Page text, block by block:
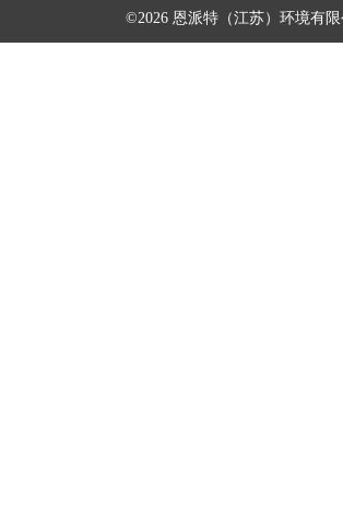
©2026 恩派特（江苏）环境有